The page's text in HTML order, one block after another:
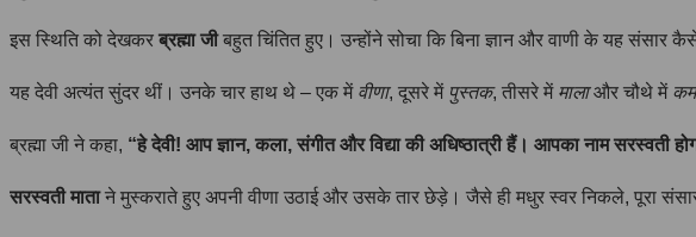
इस स्थिति को देखकर ब्रह्मा जीबहुत चिंतित हुए। उन्होंने सोचा कि बिना ज्ञान और वाणी के यह संसार
यह देवी अत्यंत सुंदर थीं। उनके चार हाथ थे – एक में वीणा, दूसरे में पुस्तक, तीसरे में मालाऔर चौथे में
ब्रह्मा जी ने कहा, “हे देवी! आप ज्ञान, कला, संगीत और विद्या की अधिष्ठात्री हैं। आपका नाम सरस्वती
सरस्वती माताने मुस्कराते हुए अपनी वीणा उठाई और उसके तार छेड़े। जैसे ही मधुर स्वर निकले, पूरा